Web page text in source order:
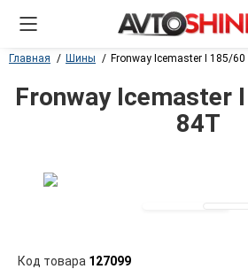
Главная Шины Fronway Icemaster I 185/
Fronway Icemaster
84T
Код товара 127099